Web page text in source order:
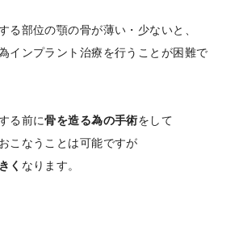
る部位の顎の骨が薄い・少ないと、
インプラント治療を行うことが困難で
る前に骨を造る為の手術をして
こなうことは可能ですが
く なります。